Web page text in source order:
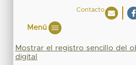
Contacto
Menú
Mostrar el registro sencillo del
digital